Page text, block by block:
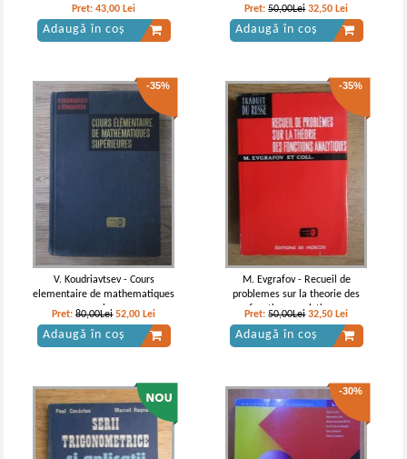
diferentiala
Pret:43,00 Lei
Adaugă în coș
Pret:50,00Lei 32,50 Lei
Adaugă în coș
-35%
V. Koudriavtsev - Cours
elementaire de mathematiques
superieures
Pret:80,00Lei 52,00 Lei
Adaugă în coș
-35%
M. Evgrafov - Recueil de
problemes sur la theorie des
fonctions analytiques
Pret:50,00Lei 32,50 Lei
Adaugă în coș
-30%